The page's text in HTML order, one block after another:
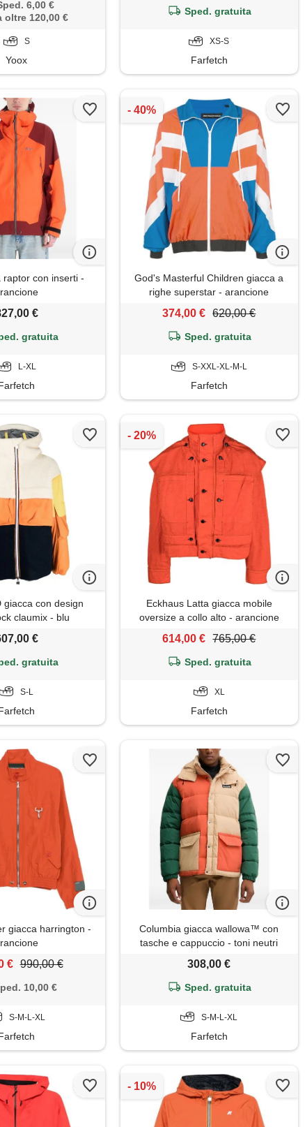
6,00 €
oltre 120,00 €
S
Yoox
Sped. gratuita
XS-S
Farfetch
raptor con inserti -
€
gratuita
L-XL
God's Masterful Children giacca a
righe superstar - arancione
374,00 € 620,00 €
Sped. gratuita
S-XXL-XL-M-L
Farfetch
giacca con design
claumix - blu
€
gratuita
S-L
Eckhaus Latta giacca mobile
oversize a collo alto - arancione
614,00 € 765,00 €
Sped. gratuita
XL
Farfetch
giacca harrington -
€ 990,00 €
10,00 €
S-M-L-XL
Columbia giacca wallowa™ con
tasche e cappuccio - toni neutri
308,00 €
Sped. gratuita
S-M-L-XL
Farfetch